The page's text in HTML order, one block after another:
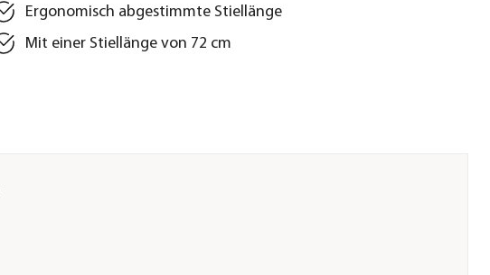
Ergonomisch abgestimmte Stiellänge
Mit einer Stiellänge von 72 cm